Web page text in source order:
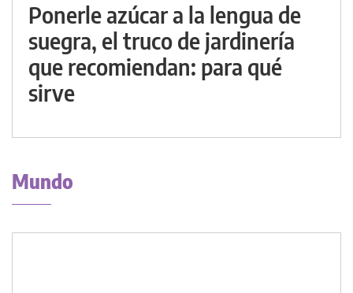
Ponerle azúcar a la lengua de
suegra, el truco de jardinería
que recomiendan: para qué
sirve
Mundo